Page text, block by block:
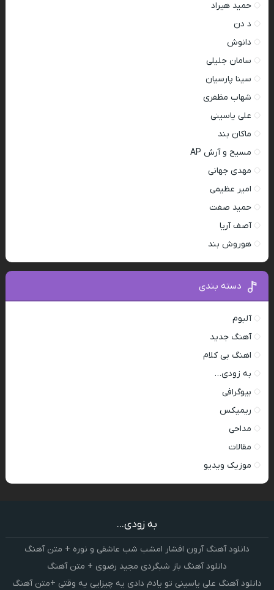
حمید هیراد
د دن
دانوش
سامان جلیلی
سینا پارسیان
شهاب مظفری
علی یاسینی
ماکان بند
مسیح و آرش AP
مهدی جهانی
امیر عظیمی
حمید صفت
آصف آریا
هوروش بند
دسته بندی
آلبوم
آهنگ جدید
اهنگ بی کلام
به زودی…
بیوگرافی
ریمیکس
مداحی
مقالات
موزیک ویدیو
به زودی...
دانلود آهنگ آرون افشار امشب شب عاشقی و نوره + متن آهنگ
دانلود آهنگ باز شبگردی مجید رضوی + متن آهنگ
دانلود آهنگ علی یاسینی تو یادم دادی یه چیزایی یه وقتی +متن آهنگ